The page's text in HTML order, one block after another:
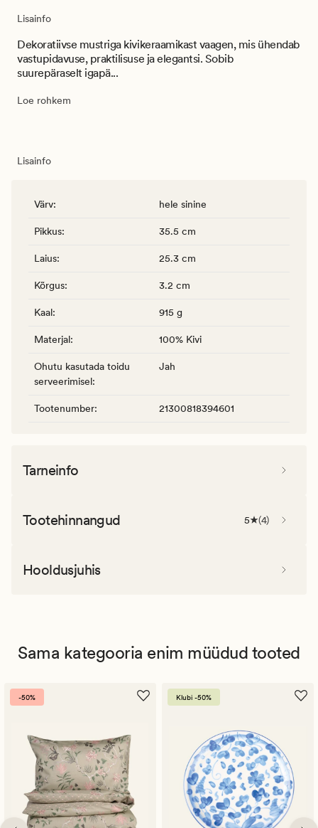
Lisainfo
Dekoratiivse mustriga kivikeraamikast vaagen, mis ühendab
vastupidavuse, praktilisuse ja elegantsi. Sobib
suurepäraselt igapä...
Loe rohkem
Lisainfo
Värv: hele sinine
Pikkus: 35.5 cm
Laius: 25.3 cm
Kõrgus: 3.2 cm
Kaal: 915 g
Materjal: 100% Kivi
Ohutu kasutada toidu
serveerimisel:
Jah
Tootenumber: 21300818394601
Tarneinfo
Tootehinnangud 5 (4)
Hooldusjuhis
Sama kategooria enim müüdud tooted
-50% Klubi -50%